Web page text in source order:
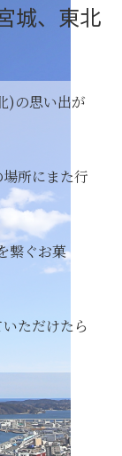
城、東北
)の思い出が
所にまた行
繋ぐお菓
ただけたら